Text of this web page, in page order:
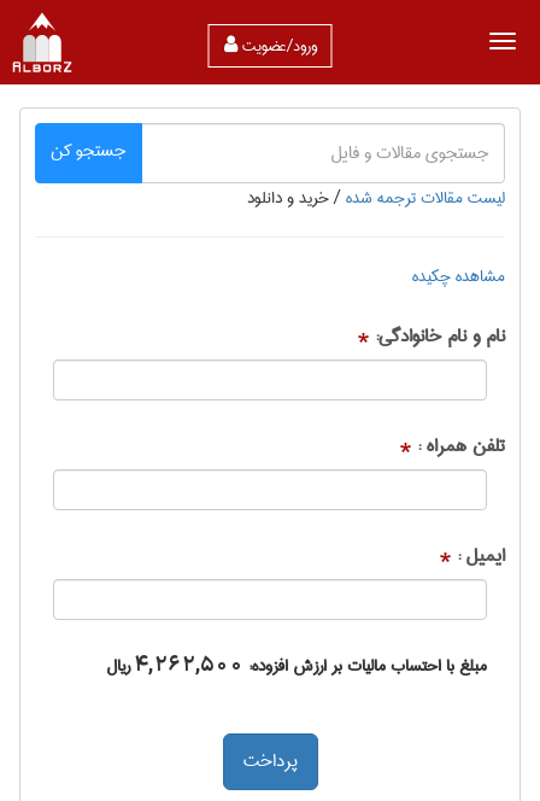
ورود/عضویت
جستجو کن
لیست مقالات ترجمه شده/خرید و دانلود
مشاهده چکیده
نام و نام خانوادگی: *
تلفن همراه : *
ایمیل : *
مبلغ با احتساب مالیات بر ارزش افزوده: 4,262,500ریال